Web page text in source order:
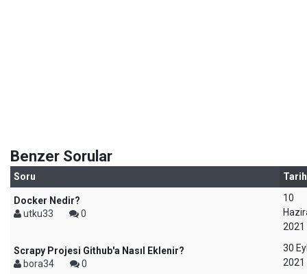
Benzer Sorular
Soru Tarih
Docker Nedir?
utku33
0
10
2021
Scrapy Projesi Github'a Nasıl Eklenir?
bora34
0
30
2021